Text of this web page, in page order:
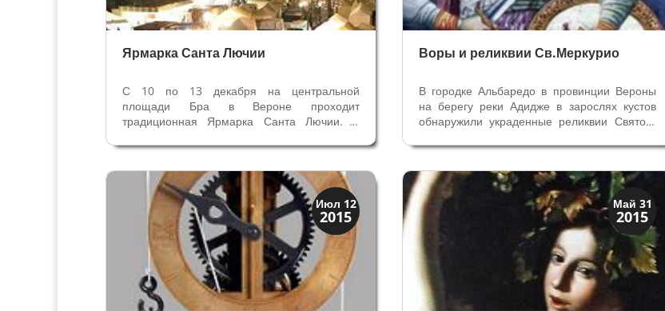
Ярмарка Санта Лючии
С 10 по 13 декабря на центральной
площади Бра в Вероне проходит
традиционная Ярмарка Санта Лючии. В
популярной Святой в Вероне, более 300
ларьков и стендов открываются на площади.
Продают разные сладости, традиционные
товары,...
Июл 12
2015
Вино и кухня
Традиции
Воры и реликвии Св.Меркурио
В городке Альбаредо в провинции Вероны
на берегу реки Адидже в зарослях кустов
обнаружили украденные реликвии Святого
по охране Вероны рано утром обходил по
периметру огороженную строительную
площадку, где велись работы по...
Май 31
2015
Праздники и легенды
Традиции